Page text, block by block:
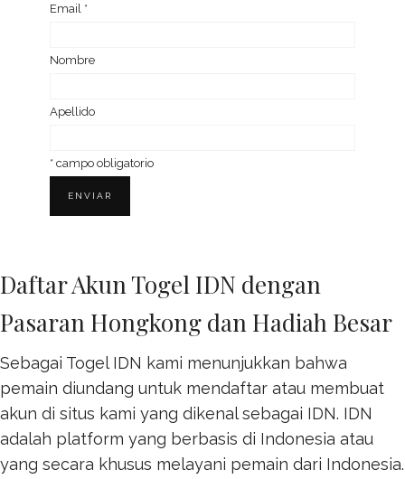
Email *
Nom­bre
Ape­llido
* campo obligatorio
Daftar Akun Togel IDN dengan
Pasaran Hongkong dan Hadiah Besar
Sebagai Togel IDN kami menunjukkan bahwa
pemain diundang untuk mendaftar atau membuat
akun di situs kami yang dikenal sebagai IDN. IDN
adalah platform yang berbasis di Indonesia atau
yang secara khusus melayani pemain dari Indonesia.